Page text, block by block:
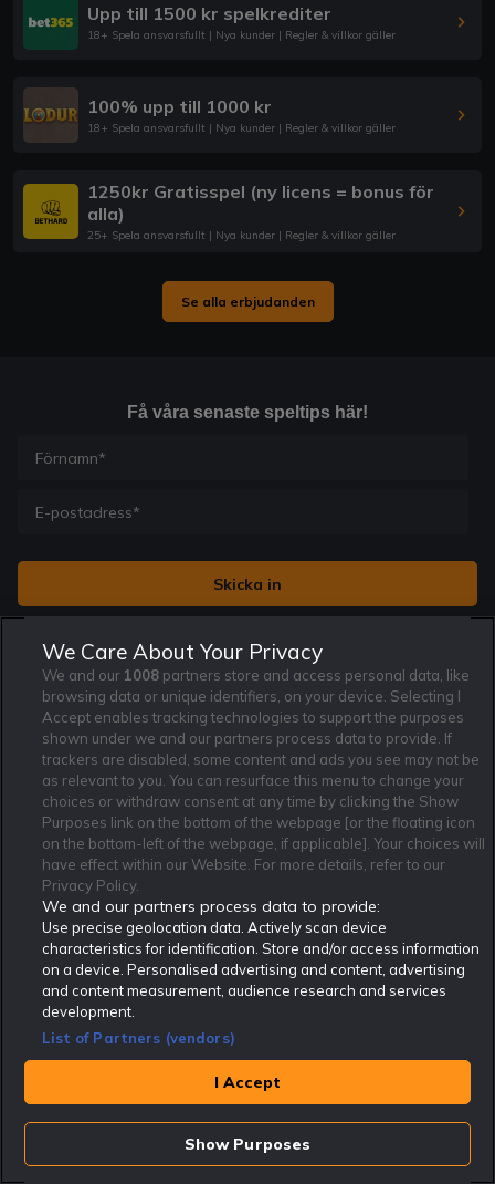
Upp till 1500 kr spelkrediter
18+ Spela ansvarsfullt | Nya kunder | Regler & villkor gäller
100% upp till 1000 kr
18+ Spela ansvarsfullt | Nya kunder | Regler & villkor gäller
1250kr Gratisspel (ny licens = bonus för
alla)
25+ Spela ansvarsfullt | Nya kunder | Regler & villkor gäller
Se alla erbjudanden
Få våra senaste speltips här!
Jag vill få nyhetsbrev från Rekatochklart och jag är 18+. Regler
och villkor gäller. *
Rekatochklart.com är Sveriges ledande betting-community. 2017 nominerades
Rekatochklart som en av världens bästa spelinformations-sajter på spelbranschens egen
Oscarsgala EGR Awards.
Rekatochklart är oberoende och ej knutet till något specifikt spelbolag. Här hittar du
speltips, unika insättningsbonusar och erbjudanden från de största och mest seriösa
spelbolagen. En spelbok, spelskola, information om skador och avstängningar samt vårt
populära klotterplank.
Har du några frågor är du välkommen att
kontakta oss
Spela ansvarsfullt. Åldersgränsen för spel är 18+ Har ditt spelande blivit ett
problem? Kontakta stödlinjen på 020-81 91 00. Odds kan ändras. Alla odds var
Affiliate Modell
Om Rekatochklart
Kontakta oss
Redaktionen
Ansvarsfullt Spelande
F.A.Q
Nyhetsarkiv
Redaktionell policy
Cookie Policy
Användarvilkor
Integritetspolicy
Rekatochklart shop
We Care About Your Privacy
We and our 1008 partners store and access personal data, like
browsing data or unique identifiers, on your device. Selecting I
Accept enables tracking technologies to support the purposes
shown under we and our partners process data to provide. If
trackers are disabled, some content and ads you see may not be
as relevant to you. You can resurface this menu to change your
choices or withdraw consent at any time by clicking the Show
Purposes link on the bottom of the webpage [or the floating icon
on the bottom-left of the webpage, if applicable]. Your choices will
have effect within our Website. For more details, refer to our
Privacy Policy.
We and our partners process data to provide:
Use precise geolocation data. Actively scan device
characteristics for identification. Store and/or access information
on a device. Personalised advertising and content, advertising
and content measurement, audience research and services
development.
List of Partners (vendors)
I Accept
Show Purposes